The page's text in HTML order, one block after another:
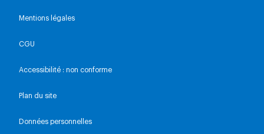
Mentions légales
CGU
Accessibilité : non conforme
Plan du site
Données personnelles